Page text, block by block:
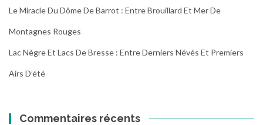
Le Miracle Du Dôme De Barrot : Entre Brouillard Et Mer De
Montagnes Rouges
Lac Nègre Et Lacs De Bresse : Entre Derniers Névés Et Premiers
Airs D’été
Commentaires récents